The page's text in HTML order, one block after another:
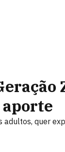
adultos, quer